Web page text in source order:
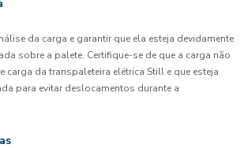
da carga e garantir que ela esteja devidamente
sobre a palete. Certifique-se de que a carga não
carga da transpaleteira elétrica Still e que esteja
para evitar deslocamentos durante a